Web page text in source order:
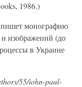
1986.)
монографию
изображений (до
в Украине
55/iohn-paul-